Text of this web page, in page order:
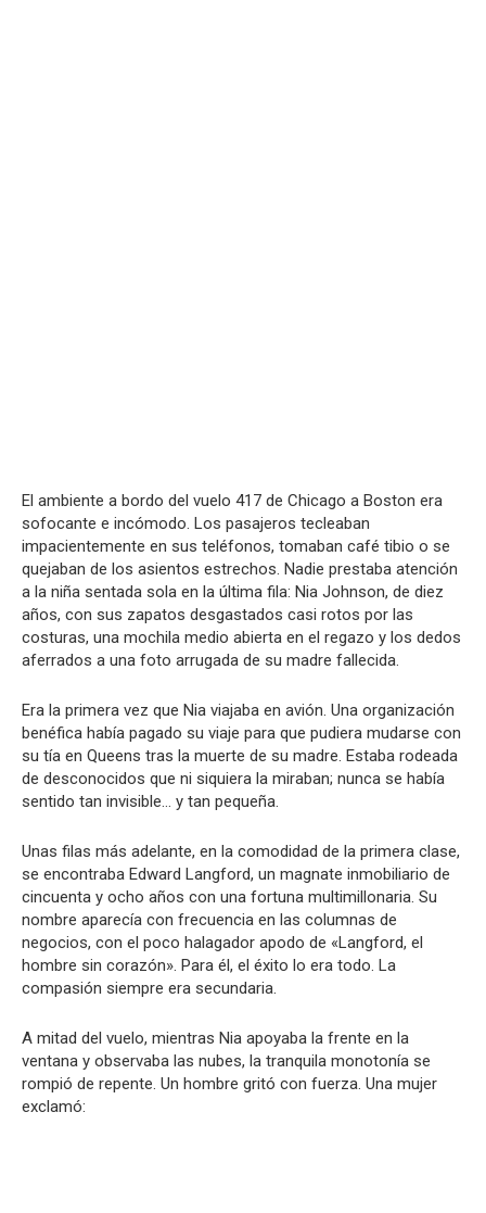
El ambiente a bordo del vuelo 417 de Chicago a Boston era
sofocante e incómodo. Los pasajeros tecleaban
impacientemente en sus teléfonos, tomaban café tibio o se
quejaban de los asientos estrechos. Nadie prestaba atención
a la niña sentada sola en la última fila: Nia Johnson, de diez
años, con sus zapatos desgastados casi rotos por las
costuras, una mochila medio abierta en el regazo y los dedos
aferrados a una foto arrugada de su madre fallecida.
Era la primera vez que Nia viajaba en avión. Una organización
benéfica había pagado su viaje para que pudiera mudarse con
su tía en Queens tras la muerte de su madre. Estaba rodeada
de desconocidos que ni siquiera la miraban; nunca se había
sentido tan invisible… y tan pequeña.
Unas filas más adelante, en la comodidad de la primera clase,
se encontraba Edward Langford, un magnate inmobiliario de
cincuenta y ocho años con una fortuna multimillonaria. Su
nombre aparecía con frecuencia en las columnas de
negocios, con el poco halagador apodo de «Langford, el
hombre sin corazón». Para él, el éxito lo era todo. La
compasión siempre era secundaria.
A mitad del vuelo, mientras Nia apoyaba la frente en la
ventana y observaba las nubes, la tranquila monotonía se
rompió de repente. Un hombre gritó con fuerza. Una mujer
exclamó: